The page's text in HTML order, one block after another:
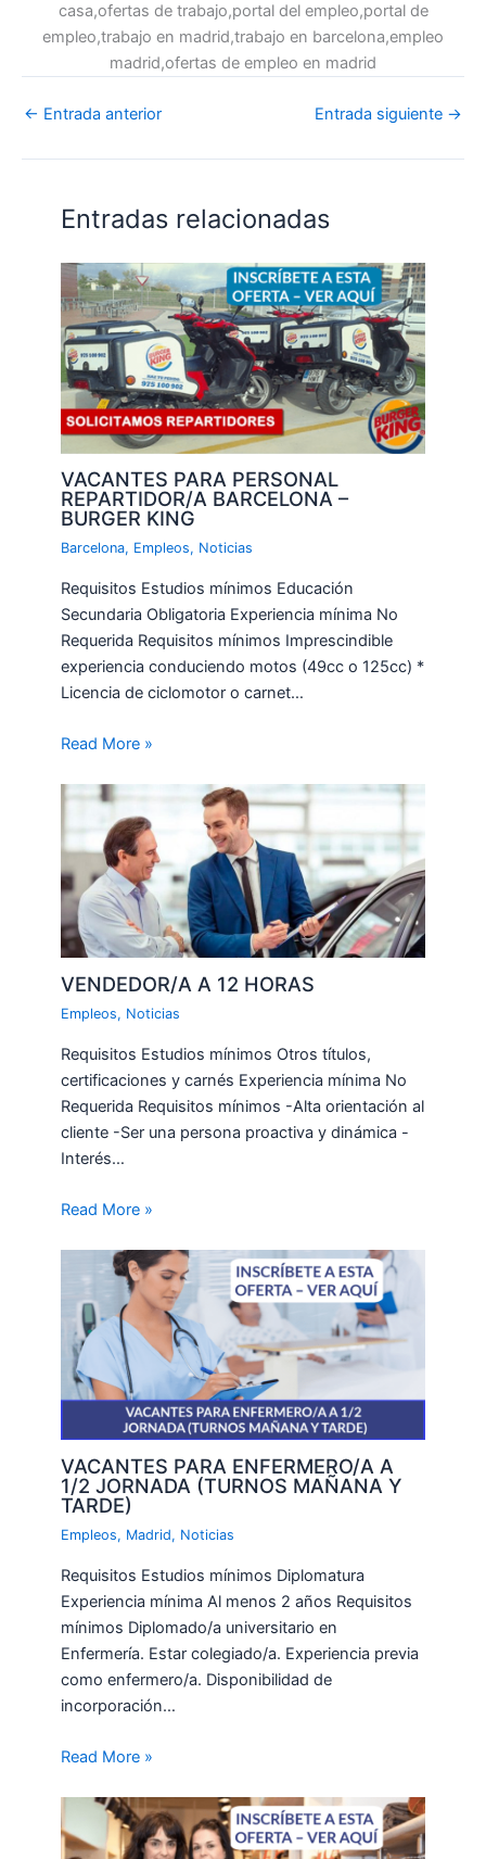
casa,ofertas de trabajo,portal del empleo,portal de
empleo,trabajo en madrid,trabajo en barcelona,empleo
madrid,ofertas de empleo en madrid
← Entrada anterior Entrada siguiente →
Entradas relacionadas
VACANTES PARA PERSONAL
REPARTIDOR/A BARCELONA –
BURGER KING
Barcelona, Empleos, Noticias
Requisitos Estudios mínimos Educación
Secundaria Obligatoria Experiencia mínima No
Requerida Requisitos mínimos Imprescindible
experiencia conduciendo motos (49cc o 125cc) *
Licencia de ciclomotor o carnet…
Read More »
VENDEDOR/A A 12 HORAS
Empleos, Noticias
Requisitos Estudios mínimos Otros títulos,
certificaciones y carnés Experiencia mínima No
Requerida Requisitos mínimos -Alta orientación al
cliente -Ser una persona proactiva y dinámica -
Interés…
Read More »
VACANTES PARA ENFERMERO/A A
1/2 JORNADA (TURNOS MAÑANA Y
TARDE)
Empleos, Madrid, Noticias
Requisitos Estudios mínimos Diplomatura
Experiencia mínima Al menos 2 años Requisitos
mínimos Diplomado/a universitario en
Enfermería. Estar colegiado/a. Experiencia previa
como enfermero/a. Disponibilidad de
incorporación…
Read More »